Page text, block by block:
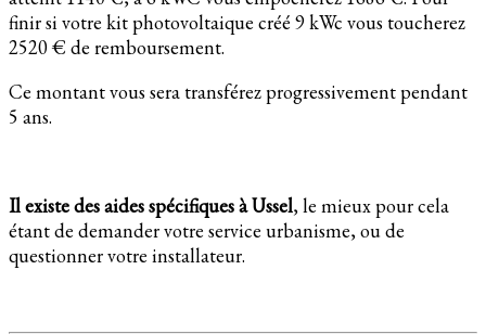
finir si votre kit photovoltaique créé 9 kWc vous toucherez
2520 € de remboursement.
Ce montant vous sera transférez progressivement pendant
5 ans.
Il existe des aides spécifiques à Ussel, le mieux pour cela
étant de demander votre service urbanisme, ou de
questionner votre installateur.